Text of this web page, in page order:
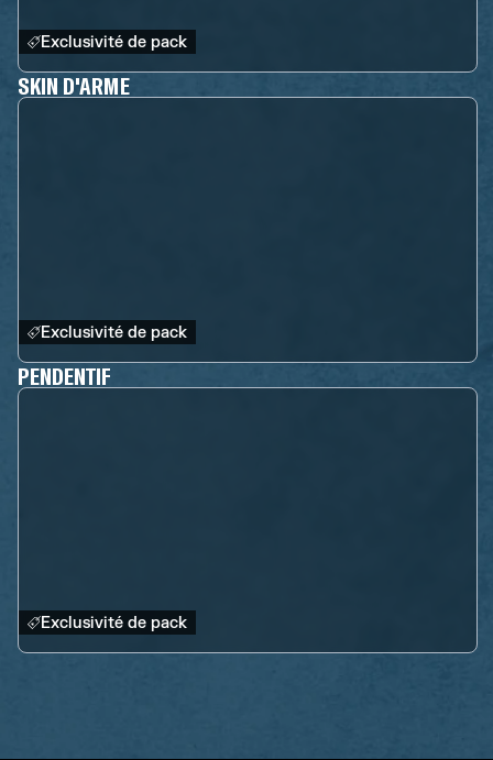
Exclusivité de pack
SKIN D'ARME
Exclusivité de pack
PENDENTIF
Exclusivité de pack